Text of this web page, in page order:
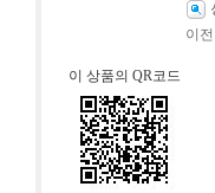
이전
이 상품의 QR코드